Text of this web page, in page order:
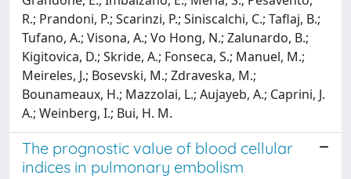
R.; Prandoni, P.; Scarinzi, P.; Siniscalchi, C.; Taflaj, B.;
Tufano, A.; Visona, A.; Vo Hong, N.; Zalunardo, B.;
Kigitovica, D.; Skride, A.; Fonseca, S.; Manuel, M.;
Meireles, J.; Bosevski, M.; Zdraveska, M.;
Bounameaux, H.; Mazzolai, L.; Aujayeb, A.; Caprini, J.
A.; Weinberg, I.; Bui, H. M.
The prognostic value of blood cellular
indices in pulmonary embolism